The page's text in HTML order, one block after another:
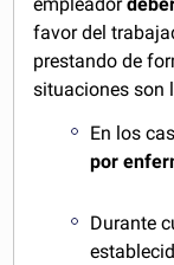
favor del
prestando de
situaciones son
En los
por
Durante